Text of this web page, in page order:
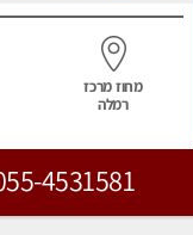
מחוז מרכז
רמלה
4531581